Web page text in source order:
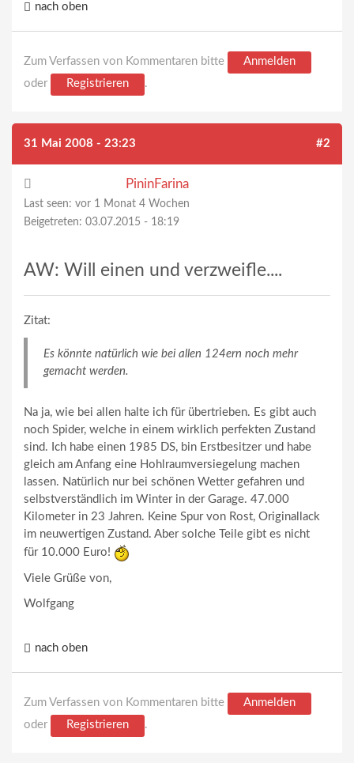
nach oben
Zum Verfassen von Kommentaren bitte
Anmelden
oder
Registrieren .
31 Mai 2008 - 23:23 #2
PininFarina
Last seen: vor 1 Monat 4 Wochen
Beigetreten: 03.07.2015 - 18:19
AW: Will einen und verzweifle....
Zitat:
Es könnte natürlich wie bei allen 124ern noch mehr
gemacht werden.
Na ja, wie bei allen halte ich für übertrieben. Es gibt auch
noch Spider, welche in einem wirklich perfekten Zustand
sind. Ich habe einen 1985 DS, bin Erstbesitzer und habe
gleich am Anfang eine Hohlraumversiegelung machen
lassen. Natürlich nur bei schönen Wetter gefahren und
selbstverständlich im Winter in der Garage. 47.000
Kilometer in 23 Jahren. Keine Spur von Rost, Originallack
im neuwertigen Zustand. Aber solche Teile gibt es nicht
für 10.000 Euro!
Viele Grüße von,
Wolfgang
nach oben
Zum Verfassen von Kommentaren bitte
Anmelden
oder
Registrieren .